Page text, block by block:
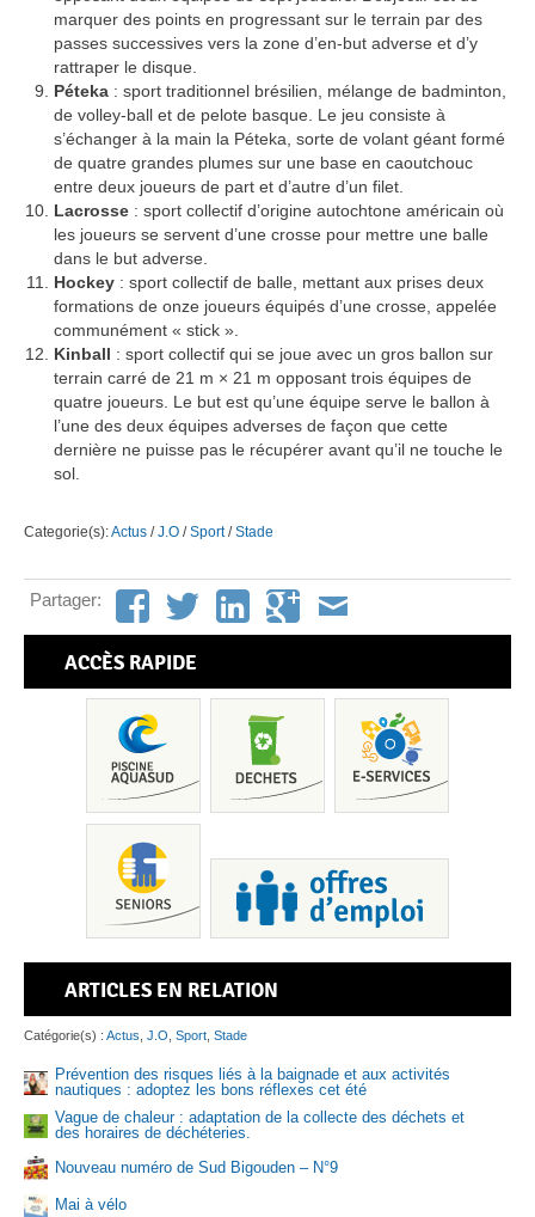
marquer des points en progressant sur le terrain par des
passes successives vers la zone d’en-but adverse et d’y
rattraper le disque.
Péteka : sport traditionnel brésilien, mélange de badminton,
de volley-ball et de pelote basque. Le jeu consiste à
s’échanger à la main la Péteka, sorte de volant géant formé
de quatre grandes plumes sur une base en caoutchouc
entre deux joueurs de part et d’autre d’un filet.
Lacrosse : sport collectif d’origine autochtone américain où
les joueurs se servent d’une crosse pour mettre une balle
dans le but adverse.
Hockey : sport collectif de balle, mettant aux prises deux
formations de onze joueurs équipés d’une crosse, appelée
communément « stick ».
Kinball : sport collectif qui se joue avec un gros ballon sur
terrain carré de 21 m × 21 m opposant trois équipes de
quatre joueurs. Le but est qu’une équipe serve le ballon à
l’une des deux équipes adverses de façon que cette
dernière ne puisse pas le récupérer avant qu’il ne touche le
sol.
Categorie(s):Actus /J.O /Sport/Stade
Partager:
ACCÈS RAPIDE
ARTICLES EN RELATION
Catégorie(s) : Actus J.O Sport Stade
Prévention des risques liés à la baignade et aux activités
nautiques : adoptez les bons réflexes cet été
Vague de chaleur : adaptation de la collecte des déchets et
des horaires de déchéteries.
Nouveau numéro de Sud Bigouden – N°9
Mai à vélo